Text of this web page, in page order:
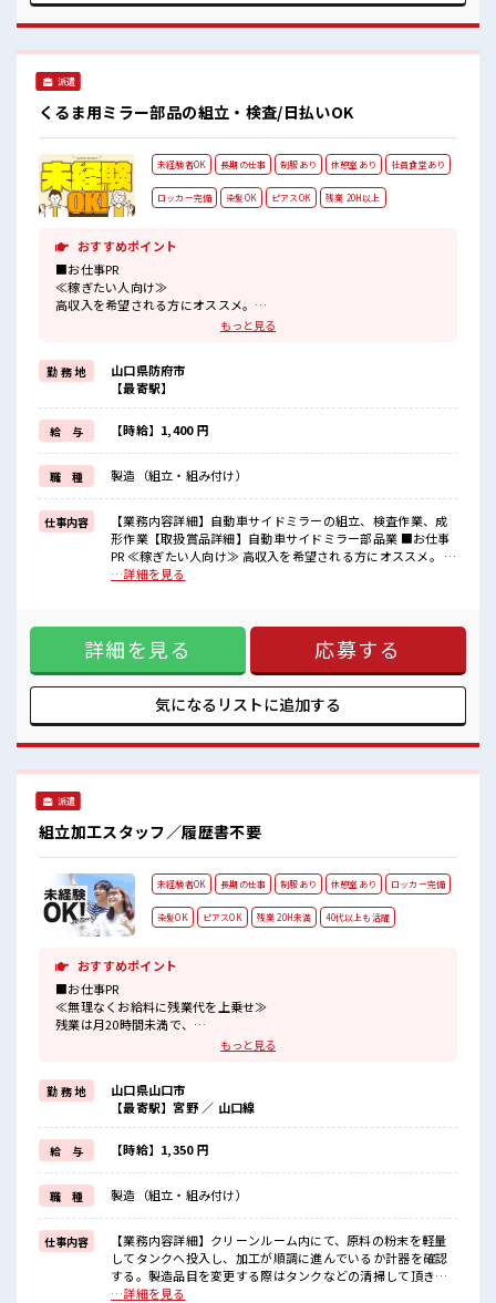
ート満喫！ ≪髪型自由≫ 基本的に髪色自由で明るすぎたり奇
抜でなければOKです！ (規定有) ■職場の雰囲気 派手すぎな
事に集中♪
派遣
くるま用ミラー部品の組立・検査/日払いOK
未経験者OK 長期の仕事 制服あり 休憩室あり 社員食堂あり
ロッカー完備 染髪OK ピアスOK 残業 20H以上
おすすめポイント
■お仕事PR
≪稼ぎたい人向け≫
高収入を希望される方にオススメ。
残業は月20時間以上あります♪
明るすぎたり奇抜でなければ基本的に自由！
(規定有)≪機能的な制服アリ≫
制服があるので、
毎日の服装の悩み解消♪
≪初めての仕事だけど自分にもできそう≫
新しいことにチャレンジするのは不安だけど、
しっかり働く環境が整っています！
イチからスキルUP・ステップUP目指していきましょう！
■職場の雰囲気
髪型にこだわりのあるアナタは必見！
髪型自由な職場！
休憩時間にゆっくりできるスペース完備！
もっと見る
勤 務 地
山口県防府市
【最寄駅】
給 与 【時給】1,400 円
職 種 製造（組立・組み付け）
仕事内容
【業務内容詳細】自動車サイドミラーの組立、検査作業、成
形作業【取扱賞品詳細】自動車サイドミラー部品業 ■お仕事
PR ≪稼ぎたい人向け≫ 高収入を希望される方にオススメ。 残
業は月20時間以上あります♪ ≪ヘアカラーOKで自由な雰囲
悩み解消♪ ≪初めての仕事だけど自分にもできそう≫ 新しい
ことにチャレンジするのは不安だけど、 しっかり働く環境が
整っています！ イチからスキルUP・ステップUP目指してい
きましょう！ ■職場の雰囲気 髪型にこだわりのあるアナタは
必見！ 髪型自由な職場！ 休憩時間にゆっくりできるスペース
完備！ 持ち物が多いあなたにもぴったり☆ ロッカー付き職場
…詳細を見る
詳細を見る 応募する
気になるリストに追加する
派遣
組立加工スタッフ／履歴書不要
未経験者OK 長期の仕事 制服あり 休憩室あり ロッカー完備
染髪OK ピアスOK 残業 20H未満 40代以上も活躍
おすすめポイント
■お仕事PR
≪無理なくお給料に残業代を上乗せ≫
残業は月20時間未満で、
派手過ぎなければ髪型や髪色自由♪
(規定有)制服があると毎日の服選びに悩まずOK♪
≪未経験でも活躍できる≫
新しいことにチャレンジするのは不安だけど、
しっかり働く環境が整っています！
イチからスキルUP・ステップUP目指していきましょう！
≪様々なお仕事をご提案≫
一人で悩まず気軽に相談できる、
派遣のお仕事です！
■職場の雰囲気
キバツ過ぎなければ髪色・髪型は自由！
あなたの個性を大事にできます♪
もっと見る
勤 務 地
山口県山口市
【最寄駅】宮野 ／ 山口線
給 与 【時給】1,350 円
職 種 製造（組立・組み付け）
仕事内容
【業務内容詳細】クリーンルーム内にて、原料の粉末を軽量
してタンクへ投入し、加工が順調に進んでいるか計器を確認
する。製造品目を変更する際はタンクなどの清掃して頂きま
す。原料の袋は1つ20kg程度です。立作業になります。【取扱
…詳細を見る